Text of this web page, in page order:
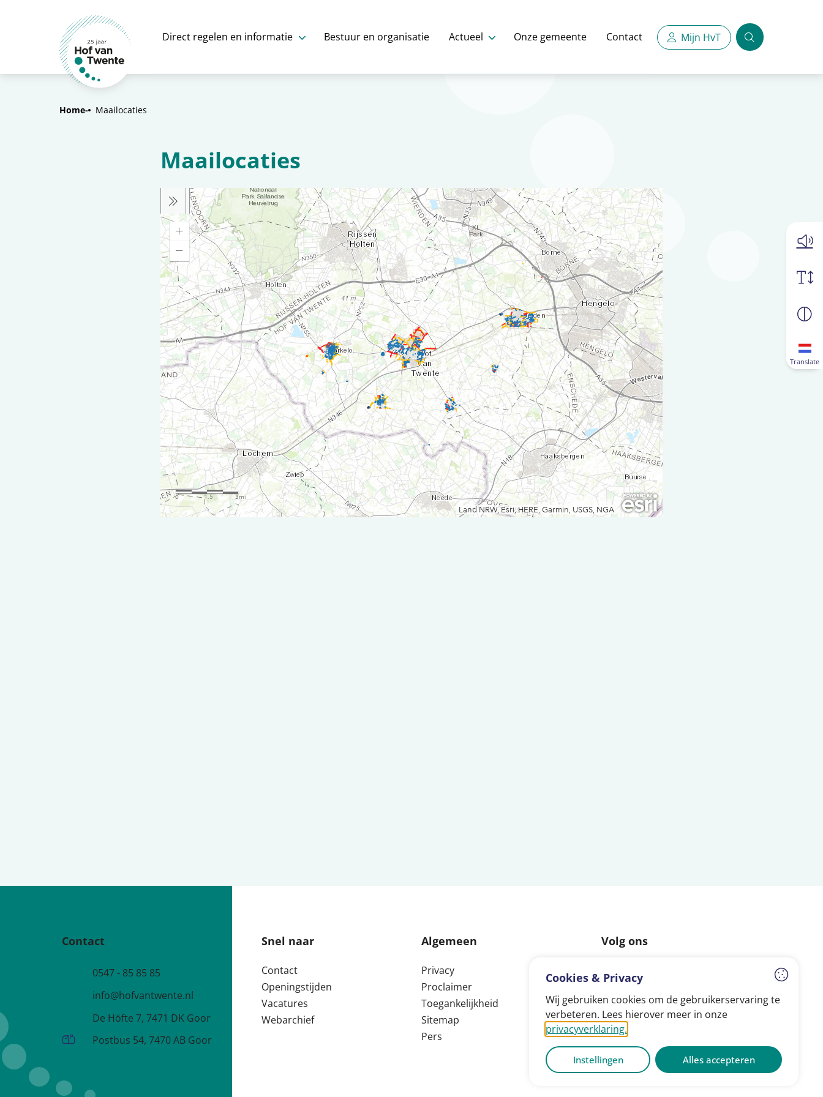
Cookies & Privacy
Wij gebruiken cookies om de gebruikerservaring te
verbeteren. Lees hierover meer in onze
privacyverklaring.
Instellingen Alles accepteren
Direct regelen en informatie Bestuur en organisatie Actueel Onze gemeente Contact Mijn HvT
Zoeken
Translate
Home Maailocaties
Maailocaties
Contact
Telefoonnummer
0547 - 85 85 85
e-mailadres:info@hofvantwente.nl
De Höfte 7, 7471 DK Goor
Postadres:Postbus 54, 7470 AB Goor
Snel naar
Contact
Openingstijden
Vacatures
Webarchief
Algemeen
Privacy
Proclaimer
Toegankelijkheid
Sitemap
Pers
Volg ons
FacebookInstagram